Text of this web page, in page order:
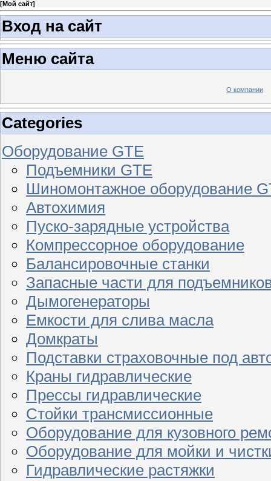
[Мой сайт]
Вход на сайт
Меню сайта
О компании
Categories
Оборудование GTE
Подъемники GTE
Шиномонтажное оборудование
Автохимия
Пуско-зарядные устройства
Компрессорное оборудование
Балансировочные станки
Запасные части для
Дымогенераторы
Емкости для слива масла
Домкраты
Подставки страховочные под
Краны гидравлические
Прессы гидравлические
Стойки трансмиссионные
Оборудование для кузовного
Оборудование для мойки и
Гидравлические растяжки